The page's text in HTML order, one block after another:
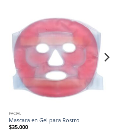
FACIAL
Mascara en Gel para Rostro
$35.000